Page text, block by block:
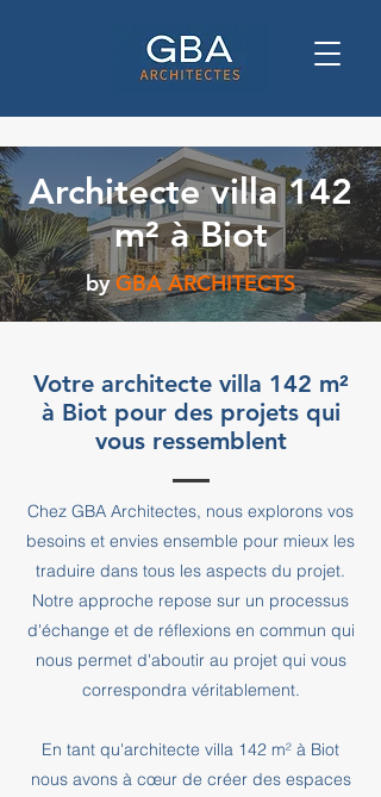
Architecte villa 142
m² à Biot
by GBA ARCHITECTS
Votre architecte villa 142 m²
à Biot pour des projets qui
vous ressemblent
Chez GBA Architectes, nous explorons vos
besoins et envies ensemble pour mieux les
traduire dans tous les aspects du projet.
Notre approche repose sur un processus
d'échange et de réflexions en commun qui
nous permet d'aboutir au projet qui vous
correspondra véritablement.
En tant qu'architecte villa 142 m² à Biot
nous avons à cœur de créer des espaces